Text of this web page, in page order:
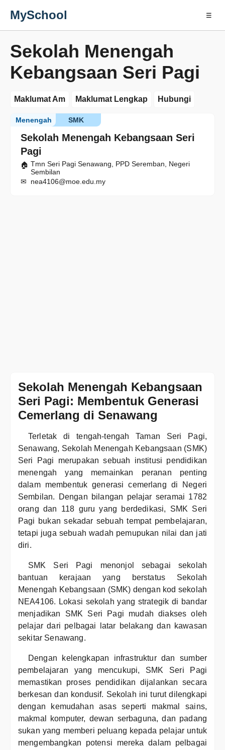
MySchool ☰
Sekolah Menengah
Kebangsaan Seri Pagi
Maklumat Am Maklumat Lengkap Hubungi
Sekolah Menengah Kebangsaan Seri
Pagi
SMK
Menengah
Tmn Seri Pagi Senawang, PPD Seremban, Negeri
Sembilan
nea4106@moe.edu.my
Sekolah Menengah Kebangsaan
Seri Pagi: Membentuk Generasi
Cemerlang di Senawang
Terletak di tengah-tengah Taman Seri Pagi,
Senawang, Sekolah Menengah Kebangsaan (SMK)
Seri Pagi merupakan sebuah institusi pendidikan
menengah yang memainkan peranan penting
dalam membentuk generasi cemerlang di Negeri
Sembilan. Dengan bilangan pelajar seramai 1782
orang dan 118 guru yang berdedikasi, SMK Seri
Pagi bukan sekadar sebuah tempat pembelajaran,
tetapi juga sebuah wadah pemupukan nilai dan jati
diri.
SMK Seri Pagi menonjol sebagai sekolah
bantuan kerajaan yang berstatus Sekolah
Menengah Kebangsaan (SMK) dengan kod sekolah
NEA4106. Lokasi sekolah yang strategik di bandar
menjadikan SMK Seri Pagi mudah diakses oleh
pelajar dari pelbagai latar belakang dan kawasan
sekitar Senawang.
Dengan kelengkapan infrastruktur dan sumber
pembelajaran yang mencukupi, SMK Seri Pagi
memastikan proses pendidikan dijalankan secara
berkesan dan kondusif. Sekolah ini turut dilengkapi
dengan kemudahan asas seperti makmal sains,
makmal komputer, dewan serbaguna, dan padang
sukan yang memberi peluang kepada pelajar untuk
mengembangkan potensi mereka dalam pelbagai